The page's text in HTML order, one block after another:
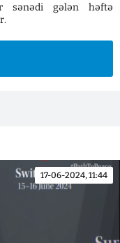
sənədi gələn həftə
17-06-2024, 11:44